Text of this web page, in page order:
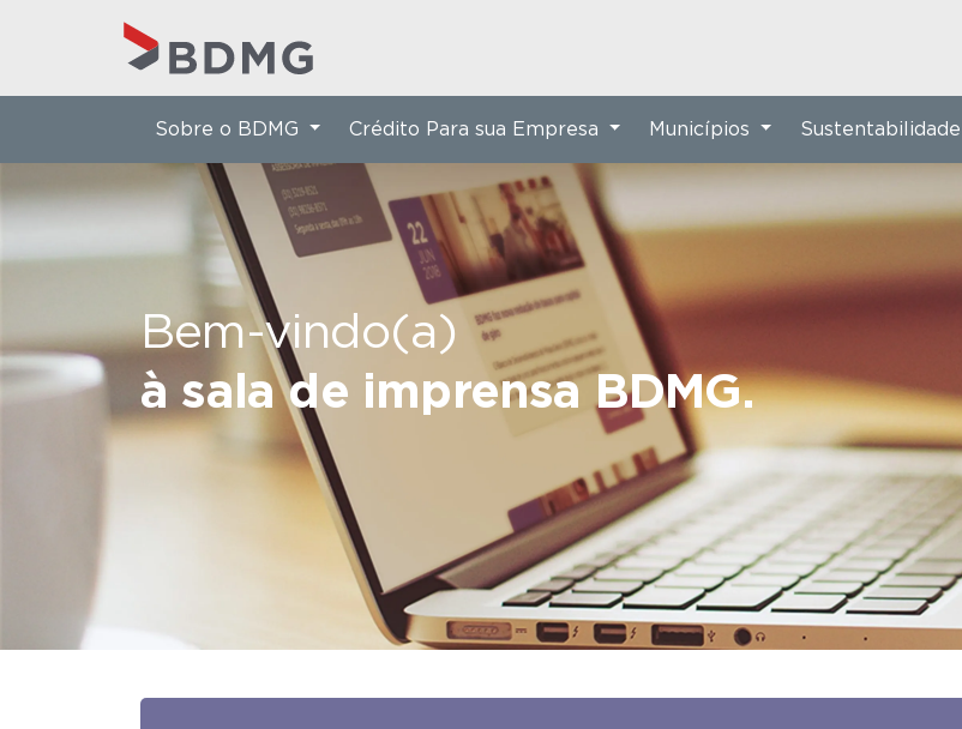
Bem-vindo(a)
à sala de imprensa BDMG.
Sobre o BDMG Crédito Para sua Empresa Municípios Sustentabilidade